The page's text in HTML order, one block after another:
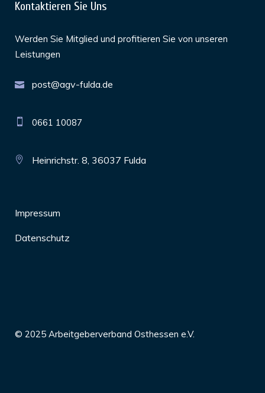
Kontaktieren Sie Uns
Werden Sie Mitglied und profitieren Sie von unseren
Leistungen
post@agv-fulda.de
0661 10087
Heinrichstr. 8, 36037 Fulda
Impressum
Datenschutz
© 2025 Arbeitgeberverband Osthessen e.V.